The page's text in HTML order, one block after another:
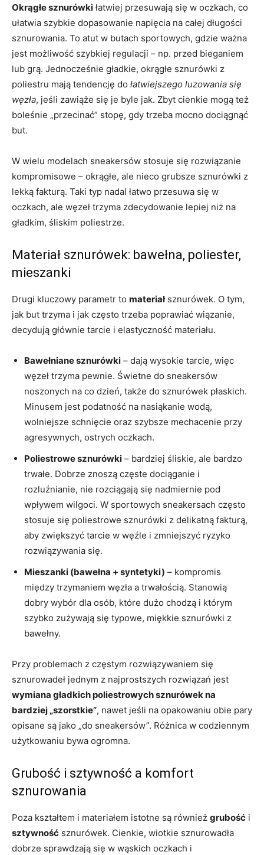
Okrągłe sznurówki łatwiej przesuwają się w oczkach, co
ułatwia szybkie dopasowanie napięcia na całej długości
sznurowania. To atut w butach sportowych, gdzie ważna
jest możliwość szybkiej regulacji – np. przed bieganiem
lub grą. Jednocześnie gładkie, okrągłe sznurówki z
poliestru mają tendencję do łatwiejszego luzowania się
węzła, jeśli zawiąże się je byle jak. Zbyt cienkie mogą też
boleśnie „przecinać” stopę, gdy trzeba mocno dociągnąć
but.
W wielu modelach sneakersów stosuje się rozwiązanie
kompromisowe – okrągłe, ale nieco grubsze sznurówki z
lekką fakturą. Taki typ nadal łatwo przesuwa się w
oczkach, ale węzeł trzyma zdecydowanie lepiej niż na
gładkim, śliskim poliestrze.
Materiał sznurówek: bawełna, poliester,
mieszanki
Drugi kluczowy parametr to materiałsznurówek. O tym,
jak but trzyma i jak często trzeba poprawiać wiązanie,
decydują głównie tarcie i elastyczność materiału.
Bawełniane sznurówki – dają wysokie tarcie, więc
węzeł trzyma pewnie. Świetne do sneakersów
noszonych na co dzień, także do sznurówek płaskich.
Minusem jest podatność na nasiąkanie wodą,
wolniejsze schnięcie oraz szybsze mechacenie przy
agresywnych, ostrych oczkach.
Poliestrowe sznurówki – bardziej śliskie, ale bardzo
trwałe. Dobrze znoszą częste dociąganie i
rozluźnianie, nie rozciągają się nadmiernie pod
wpływem wilgoci. W sportowych sneakersach często
stosuje się poliestrowe sznurówki z delikatną fakturą,
aby zwiększyć tarcie w węźle i zmniejszyć ryzyko
rozwiązywania się.
Mieszanki (bawełna + syntetyki) – kompromis
między trzymaniem węzła a trwałością. Stanowią
dobry wybór dla osób, które dużo chodzą i którym
szybko zużywają się typowe, miękkie sznurówki z
bawełny.
Przy problemach z częstym rozwiązywaniem się
sznurowadeł jednym z najprostszych rozwiązań jest
wymiana gładkich poliestrowych sznurówek na
bardziej „szorstkie”, nawet jeśli na opakowaniu obie pary
opisane są jako „do sneakersów”. Różnica w codziennym
użytkowaniu bywa ogromna.
Grubość i sztywność a komfort
sznurowania
Poza kształtem i materiałem istotne są również grubość i
sztywność sznurówek. Cienkie, wiotkie sznurowadła
dobrze sprawdzają się w wąskich oczkach i